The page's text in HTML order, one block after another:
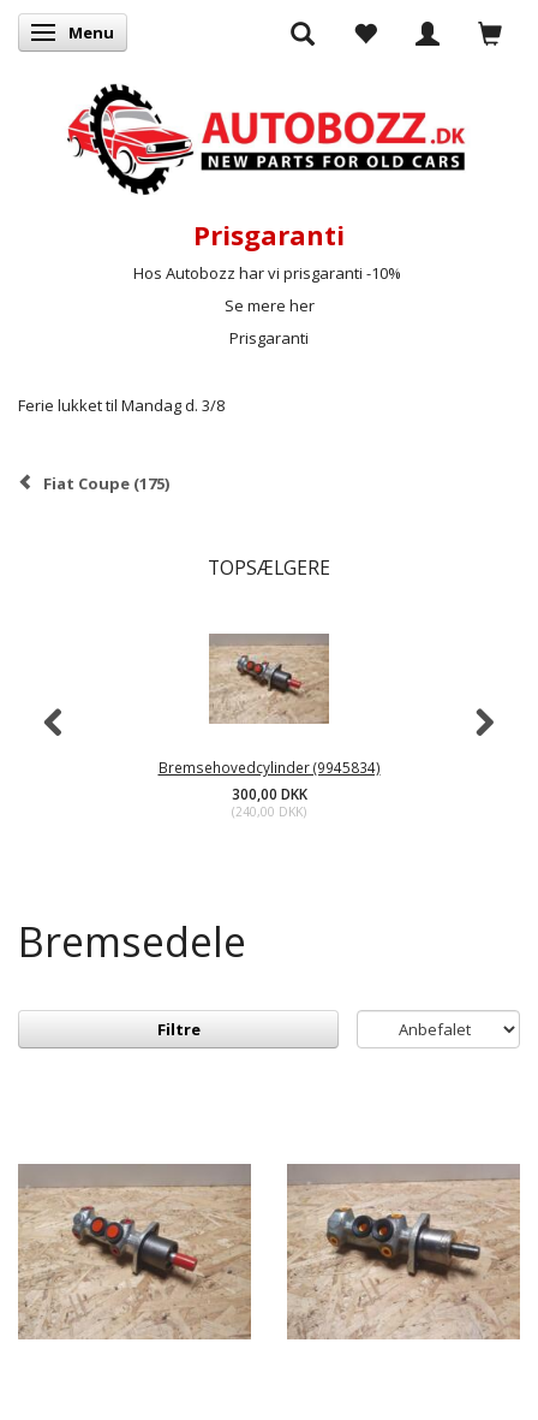
Skifte navigation
Menu
Prisgaranti
Hos Autobozz har vi prisgaranti -10%
Se mere her
Prisgaranti
Ferie lukket til Mandag d. 3/8
Fiat Coupe (175)
TOPSÆLGERE
Bremsehovedcylinder (9945834)
300,00 DKK
(240,00 DKK)
Bremsedele
Filtre